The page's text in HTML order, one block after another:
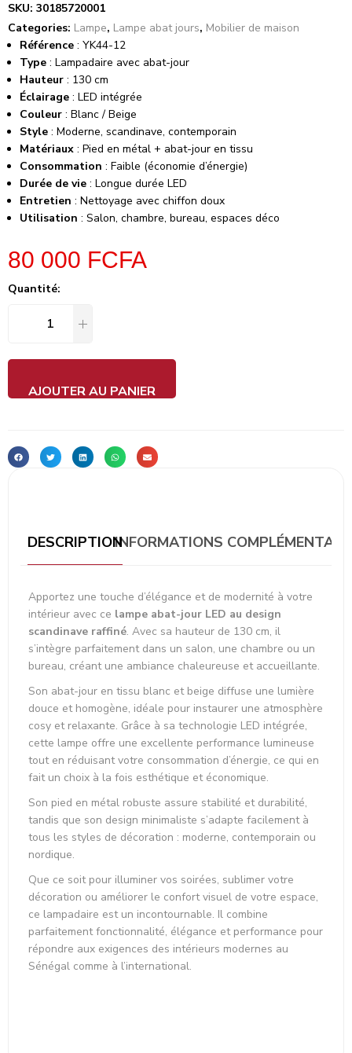
SKU: 30185720001
Categories: Lampe, Lampe abat jours, Mobilier de maison
Référence : YK44-12
Type : Lampadaire avec abat-jour
Hauteur : 130 cm
Éclairage : LED intégrée
Couleur : Blanc / Beige
Style : Moderne, scandinave, contemporain
Matériaux : Pied en métal + abat-jour en tissu
Consommation : Faible (économie d’énergie)
Durée de vie : Longue durée LED
Entretien : Nettoyage avec chiffon doux
Utilisation : Salon, chambre, bureau, espaces déco
80 000 FCFA
Quantité:
AJOUTER AU PANIER
DESCRIPTIONINFORMATIONS
Apportez une touche d’élégance et de modernité à votre
intérieur avec ce lampe abat-jour LED au design
scandinave raffiné. Avec sa hauteur de 130 cm, il
s’intègre parfaitement dans un salon, une chambre ou un
bureau, créant une ambiance chaleureuse et accueillante.
Son abat-jour en tissu blanc et beige diffuse une lumière
douce et homogène, idéale pour instaurer une atmosphère
cosy et relaxante. Grâce à sa technologie LED intégrée,
cette lampe offre une excellente performance lumineuse
tout en réduisant votre consommation d’énergie, ce qui en
fait un choix à la fois esthétique et économique.
Son pied en métal robuste assure stabilité et durabilité,
tandis que son design minimaliste s’adapte facilement à
tous les styles de décoration : moderne, contemporain ou
nordique.
Que ce soit pour illuminer vos soirées, sublimer votre
décoration ou améliorer le confort visuel de votre espace,
ce lampadaire est un incontournable. Il combine
parfaitement fonctionnalité, élégance et performance pour
répondre aux exigences des intérieurs modernes au
Sénégal comme à l’international.